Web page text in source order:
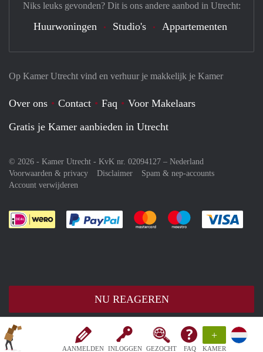
AANMELDEN INLOGGEN GEZOCHT FAQ
+
KAMER
NU REAGEREN
Op Kamer Utrecht vind en verhuur je makkelijk je Kamer
Over ons Contact Faq
Voor Makelaars
Gratis je Kamer aanbieden in Utrecht
© 2026 - Kamer Utrecht - KvK nr. 02094127 – Nederland
Voorwaarden & privacy
Disclaimer
Spam & nep-accounts
Account verwijderen
Je rekent gemakkelijk af met Paypal
Je rekent gemakkelijk af met
Je rekent
Niks leuks gevonden? Dit is ons andere aanbod in Utrecht:
Huurwoningen Studio's Appartementen